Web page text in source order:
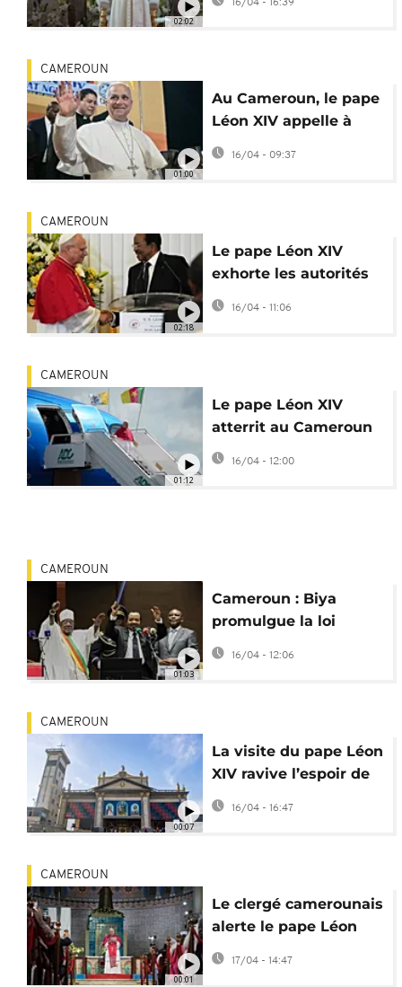
02:02
la spirale de violence
16/04 - 16:39
01:00
CAMEROUN
Au Cameroun, le pape
Léon XIV appelle à
"briser les chaînes de
16/04 - 09:37
02:18
CAMEROUN
Le pape Léon XIV
exhorte les autorités
camerounaises à un
16/04 - 11:06
01:12
CAMEROUN
Le pape Léon XIV
atterrit au Cameroun
pour la 2e étape de sa
tournée en Afrique
16/04 - 12:00
01:03
CAMEROUN
Cameroun : Biya
promulgue la loi
rétablissant le poste
de vice-président
16/04 - 12:06
00:07
CAMEROUN
La visite du pape Léon
XIV ravive l’espoir de
paix au Cameroun
anglophone
16/04 - 16:47
00:01
CAMEROUN
Le clergé camerounais
alerte le pape Léon
XIV sur la situation
politique
17/04 - 14:47